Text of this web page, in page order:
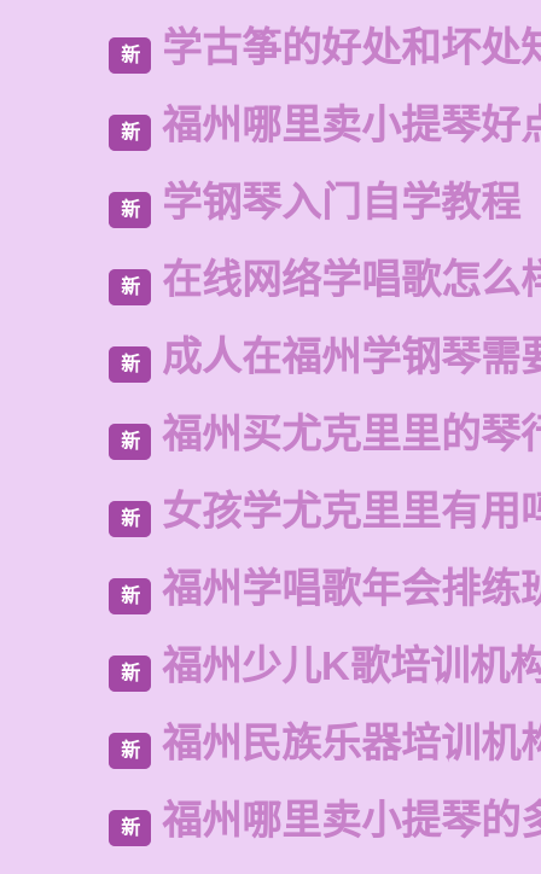
新 学古筝的好处和坏处
新 福州哪里卖小提琴好
新 学钢琴入门自学教程
新 在线网络学唱歌怎么
新 成人在福州学钢琴需
新 福州买尤克里里的琴
新 女孩学尤克里里有用
新 福州学唱歌年会排练
新 福州少儿K歌培训机
新 福州民族乐器培训机
新 福州哪里卖小提琴的